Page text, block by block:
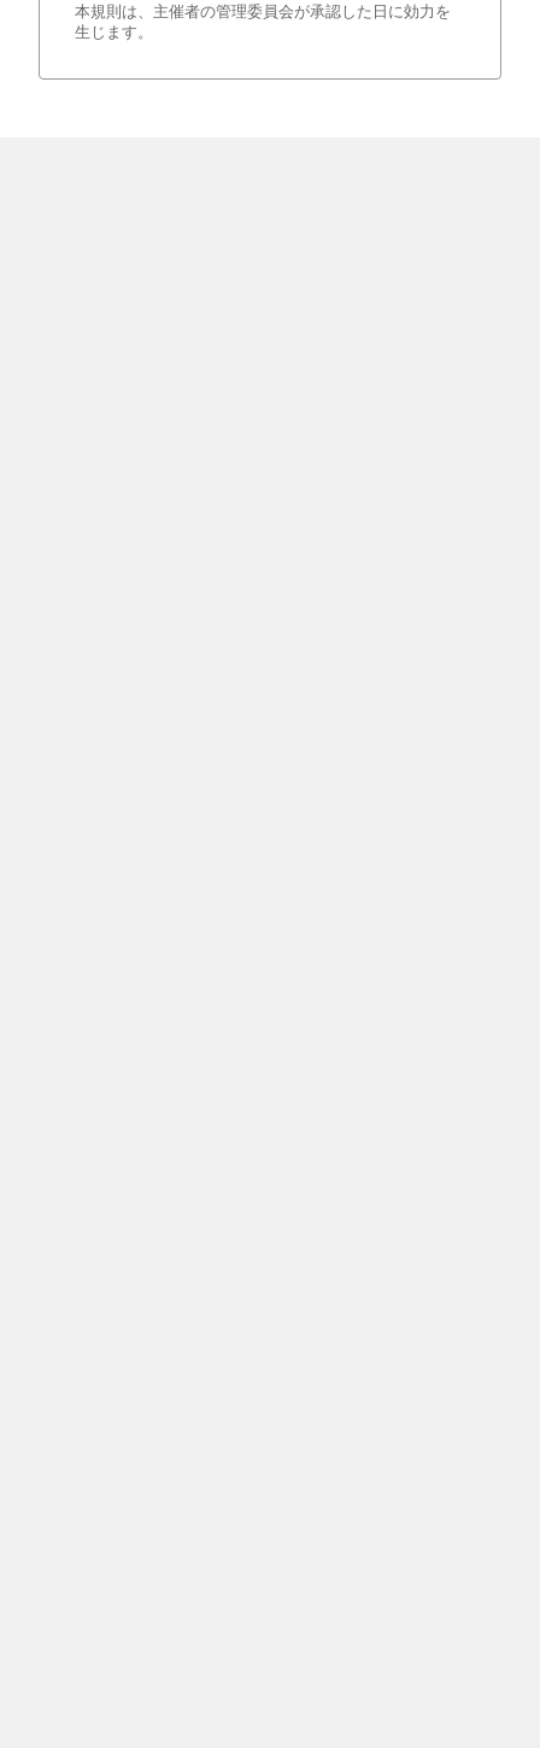
本規則は、主催者の管理委員会が承認した日に効力を
生じます。